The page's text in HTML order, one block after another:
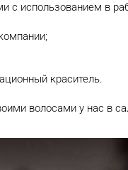
в
краситель.
волосами у нас